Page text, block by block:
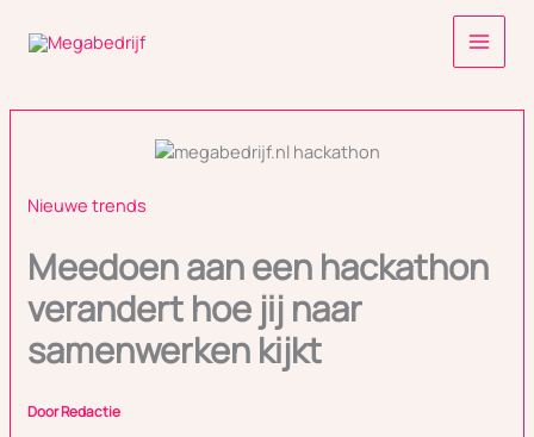
naar
Nieuwe trends
Meedoen aan een hackathon
verandert hoe jij naar
samenwerken kijkt
DoorRedactie